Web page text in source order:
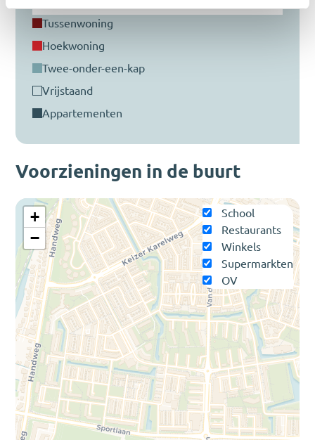
Voorzieningen in de buurt
School
Restaurants
Winkels
Supermarkten
OV
+
−
tussenwoning
hoekwoning
twee-onder-een-kap
vrijstaand
appartementen